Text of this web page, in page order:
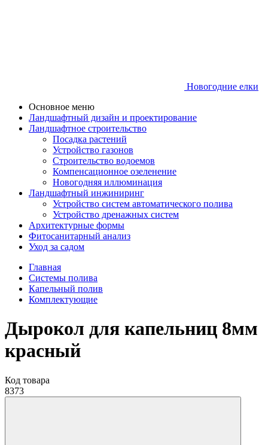
Новогодние елки
Основное меню
Ландшафтный дизайн и проектирование
Ландшафтное строительство
Посадка растений
Устройство газонов
Строительство водоемов
Компенсационное озеленение
Новогодняя иллюминация
Ландшафтный инжиниринг
Устройство систем автоматического полива
Устройство дренажных систем
Aрхитектурные формы
Фитосанитарный анализ
Уход за садом
Главная
Системы полива
Капельный полив
Комплектующие
Дырокол для капельниц 8мм
красный
Код товара
8373